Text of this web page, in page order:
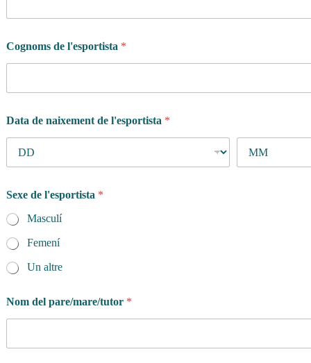
Cognoms de l'esportista *
Data de naixement de l'esportista *
Sexe de l'esportista *
Masculí
Femení
Un altre
Nom del pare/mare/tutor *